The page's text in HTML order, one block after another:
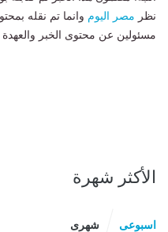
نظر مصر اليوم وانما تم نقله
مسئولين عن محتوى الخبر
الأكثر شهرة
اسبوعى شهرى